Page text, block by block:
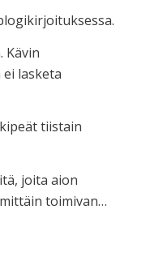
Kävin
lasketa
tiistain
joita aion
toimivan…